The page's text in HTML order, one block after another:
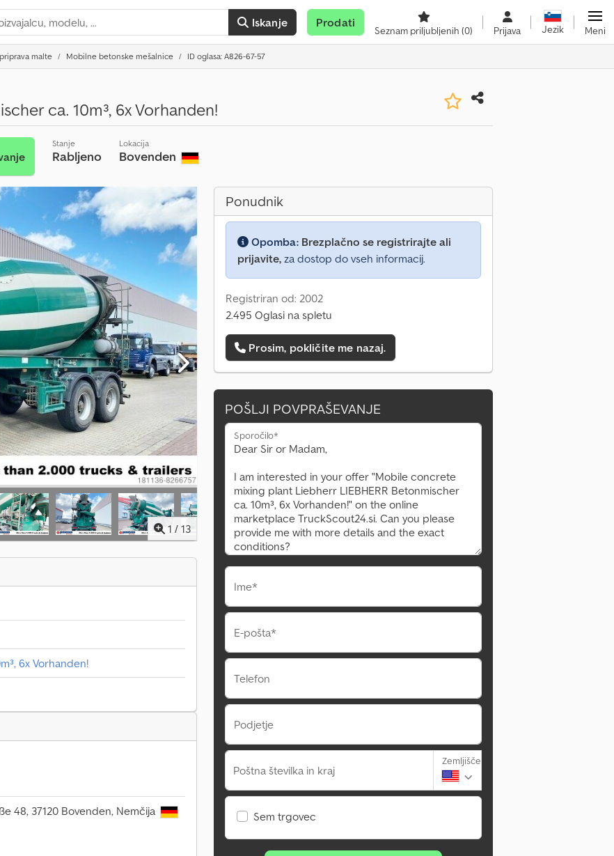
Iskanje Prodati
Seznam priljubljenih (0) Prijava Jezik Meni
malte Mobilne betonske mešalnice ID oglasa: A826-67-57
ca. 10m³, 6x Vorhanden!
Stanje
Rabljeno
Lokacija
Bovenden
1 / 13
6x Vorhanden!
48, 37120 Bovenden, Nemčija
Ponudnik
Opomba: Brezplačno se registrirajte ali
prijavite, za dostop do vseh informacij.
Registriran od: 2002
2.495 Oglasi na spletu
Prosim, pokličite me nazaj.
POŠLJI POVPRAŠEVANJE
Sporočilo*
Ime*
E-pošta*
Telefon
Podjetje
Poštna številka in kraj
Zemljišče
Sem trgovec